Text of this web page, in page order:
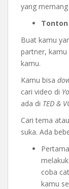
yang
Buat kamu
partner, kamu
kamu.
Kamu bisa
cari video di
ada di TED &
Cari tema
suka. Ada
coba
kamu